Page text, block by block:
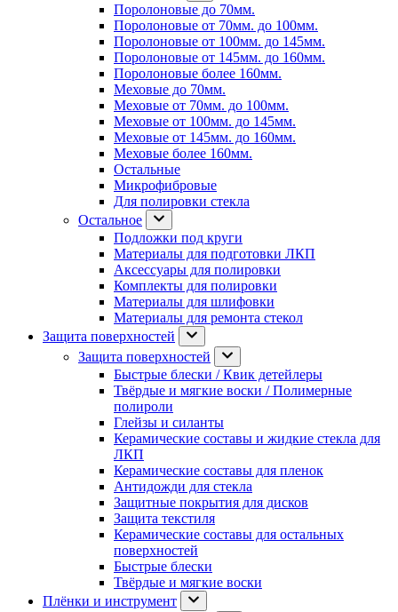
Поролоновые до 70мм.
Поролоновые от 70мм. до 100мм.
Поролоновые от 100мм. до 145мм.
Поролоновые от 145мм. до 160мм.
Поролоновые более 160мм.
Меховые до 70мм.
Меховые от 70мм. до 100мм.
Меховые от 100мм. до 145мм.
Меховые от 145мм. до 160мм.
Меховые более 160мм.
Остальные
Микрофибровые
Для полировки стекла
Остальное
Подложки под круги
Материалы для подготовки ЛКП
Аксессуары для полировки
Комплекты для полировки
Материалы для шлифовки
Материалы для ремонта стекол
Защита поверхностей
Защита поверхностей
Быстрые блески / Квик детейлеры
Твёрдые и мягкие воски / Полимерные
полироли
Глейзы и силанты
Керамические составы и жидкие стекла для
ЛКП
Керамические составы для пленок
Антидожди для стекла
Защитные покрытия для дисков
Защита текстиля
Керамические составы для остальных
поверхностей
Быстрые блески
Твёрдые и мягкие воски
Плёнки и инструмент